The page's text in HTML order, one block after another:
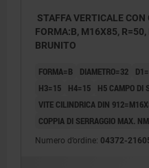
STAFFA VERTICALE
FORMA:B, M16X85,
BRUNITO
FORMA=B DIAMETRO=32
H3=15
H4=15 H5 CAMPO DI
VITE CILINDRICA DIN
COPPIA DI SERRAGGIO MAX.
Numero d’ordine: 04372-